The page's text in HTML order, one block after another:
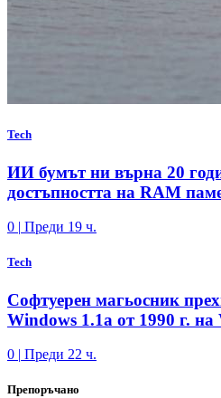
Tech
ИИ бумът ни върна 20
достъпността на RAM
0 | Преди 19 ч.
Tech
Софтуерен магьосник
Windows 1.1a от 1990 г. на
0 | Преди 22 ч.
Препоръчано